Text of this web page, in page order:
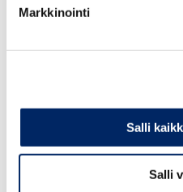
Markkinointi
Salli
Salli
täällä?”
Joonas Järvinen: ”Joo…
latauslinkit.